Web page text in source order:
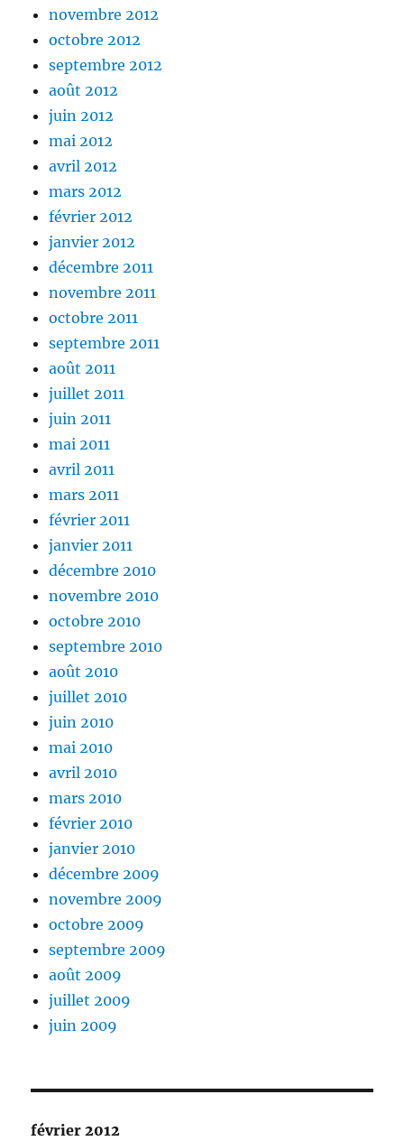
novembre 2012
octobre 2012
septembre 2012
août 2012
juin 2012
mai 2012
avril 2012
mars 2012
février 2012
janvier 2012
décembre 2011
novembre 2011
octobre 2011
septembre 2011
août 2011
juillet 2011
juin 2011
mai 2011
avril 2011
mars 2011
février 2011
janvier 2011
décembre 2010
novembre 2010
octobre 2010
septembre 2010
août 2010
juillet 2010
juin 2010
mai 2010
avril 2010
mars 2010
février 2010
janvier 2010
décembre 2009
novembre 2009
octobre 2009
septembre 2009
août 2009
juillet 2009
juin 2009
février 2012